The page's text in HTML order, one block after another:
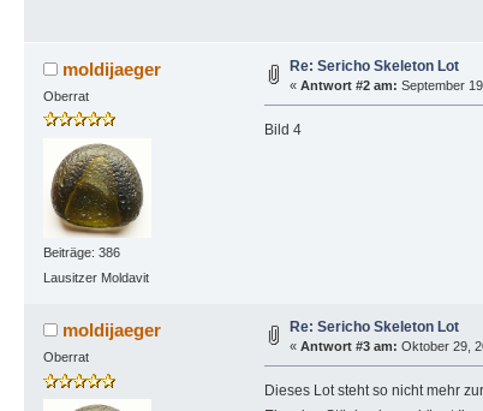
moldijaeger
Oberrat
Beiträge: 386
Lausitzer Moldavit
Re: Sericho Skeleton Lot
« Antwort #2 am: September
Bild 4
moldijaeger
Oberrat
Re: Sericho Skeleton Lot
« Antwort #3 am: Oktober 29,
Dieses Lot steht so nicht mehr